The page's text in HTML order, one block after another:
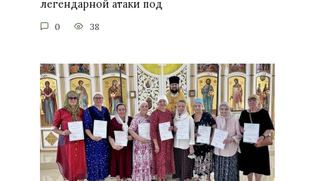
легендарной атаки под
0 38